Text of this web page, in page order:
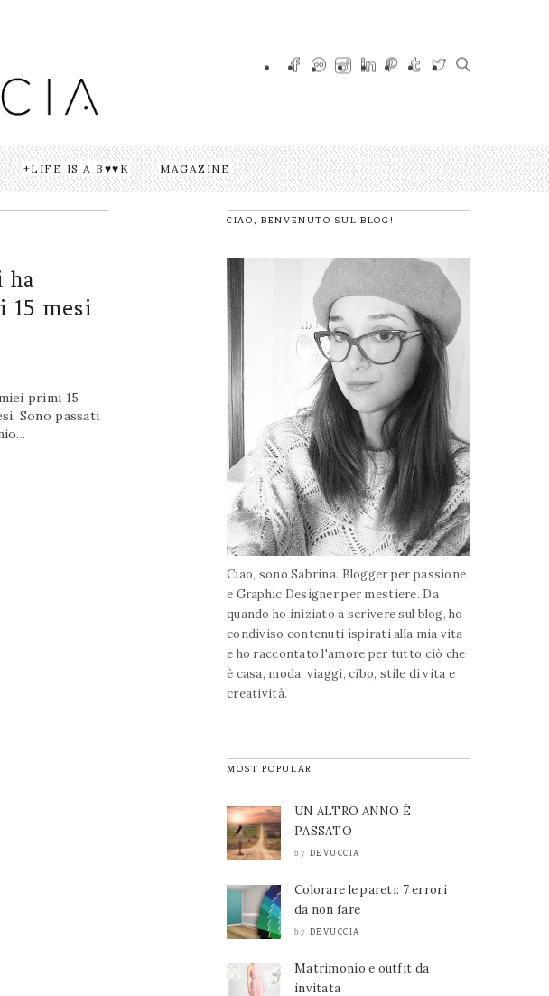
LIFE IS A B♥♥K MAGAZINE
ha
15 mesi
primi 15
Sono passati
CIAO, BENVENUTO SUL BLOG!
Ciao, sono Sabrina. Blogger per passione
e Graphic Designer per mestiere. Da
quando ho iniziato a scrivere sul blog, ho
condiviso contenuti ispirati alla mia vita
e ho raccontato l'amore per tutto ciò che
è casa, moda, viaggi, cibo, stile di vita e
creatività.
MOST POPULAR
UN ALTRO ANNO È
PASSATO
by DEVUCCIA
Colorare le pareti: 7 errori
da non fare
by DEVUCCIA
Matrimonio e outfit da
invitata